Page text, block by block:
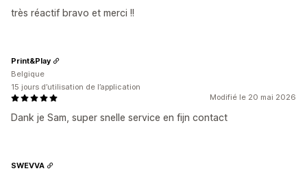
très réactif bravo et merci !!
Modifié le 20 mai 2026
Dank je Sam, super snelle service en fijn contact
Print&Play
Belgique
15 jours d’utilisation de l’application
SWEVVA